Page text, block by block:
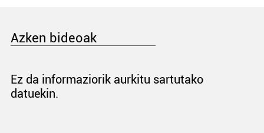
Azken bideoak
Ez da informaziorik aurkitu sartutako
datuekin.